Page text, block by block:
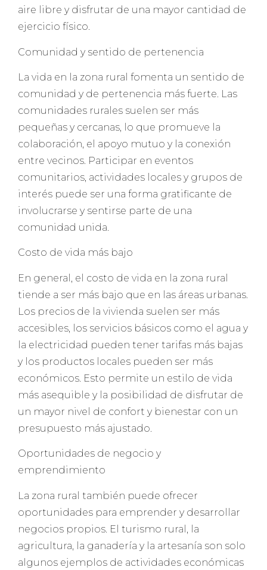
aire libre y disfrutar de una mayor cantidad de
ejercicio físico.
Comunidad y sentido de pertenencia
La vida en la zona rural fomenta un sentido de
comunidad y de pertenencia más fuerte. Las
comunidades rurales suelen ser más
pequeñas y cercanas, lo que promueve la
colaboración, el apoyo mutuo y la conexión
entre vecinos. Participar en eventos
comunitarios, actividades locales y grupos de
interés puede ser una forma gratificante de
involucrarse y sentirse parte de una
comunidad unida.
Costo de vida más bajo
En general, el costo de vida en la zona rural
tiende a ser más bajo que en las áreas urbanas.
Los precios de la vivienda suelen ser más
accesibles, los servicios básicos como el agua y
la electricidad pueden tener tarifas más bajas
y los productos locales pueden ser más
económicos. Esto permite un estilo de vida
más asequible y la posibilidad de disfrutar de
un mayor nivel de confort y bienestar con un
presupuesto más ajustado.
Oportunidades de negocio y
emprendimiento
La zona rural también puede ofrecer
oportunidades para emprender y desarrollar
negocios propios. El turismo rural, la
agricultura, la ganadería y la artesanía son solo
algunos ejemplos de actividades económicas